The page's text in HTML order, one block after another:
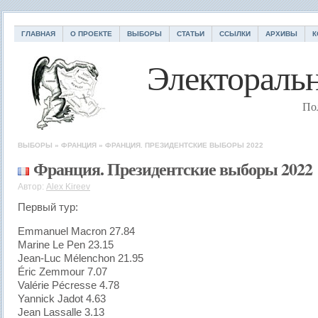
ГЛАВНАЯ О ПРОЕКТЕ ВЫБОРЫ СТАТЬИ ССЫЛКИ АРХИВЫ
ВЫБОРЫ » ФРАНЦИЯ » ФРАНЦИЯ. ПРЕЗИДЕНТСКИЕ ВЫБОРЫ 2022
Франция. Президентские выборы 2022
Автор: Alex Kireev
Первый тур:
Emmanuel Macron 27.84
Marine Le Pen 23.15
Jean-Luc Mélenchon 21.95
Éric Zemmour 7.07
Valérie Pécresse 4.78
Yannick Jadot 4.63
Jean Lassalle 3.13